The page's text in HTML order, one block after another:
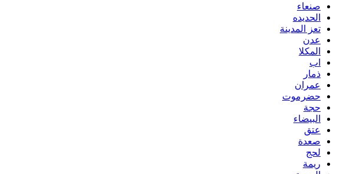
صنعاء
الحديده
تعز المدينة
عدن
المكلا
اب
ذمار
عمران
حضرموت
حجة
البيضاء
عتق
صعدة
لحج
ريمة